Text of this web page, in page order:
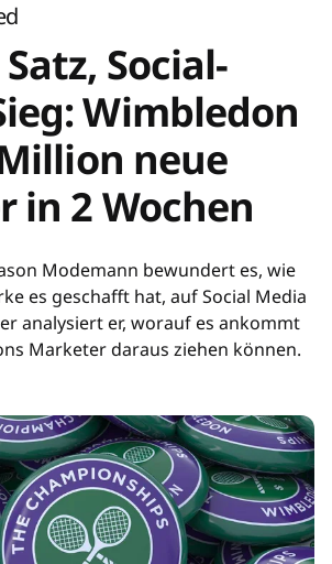
Social-
Wimbledon
neue
in 2 Wochen
Modemann bewundert es, wie
es geschafft hat, auf Social Media
analysiert er, worauf es ankommt
Marketer daraus ziehen können.